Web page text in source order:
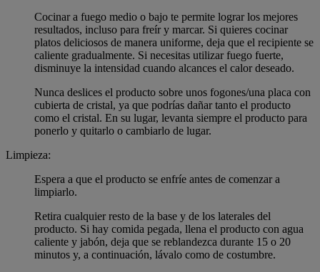
Cocinar a fuego medio o bajo te permite lograr los mejores
resultados, incluso para freír y marcar. Si quieres cocinar
platos deliciosos de manera uniforme, deja que el recipiente se
caliente gradualmente. Si necesitas utilizar fuego fuerte,
disminuye la intensidad cuando alcances el calor deseado.
Nunca deslices el producto sobre unos fogones/una placa con
cubierta de cristal, ya que podrías dañar tanto el producto
como el cristal. En su lugar, levanta siempre el producto para
ponerlo y quitarlo o cambiarlo de lugar.
Limpieza:
Espera a que el producto se enfríe antes de comenzar a
limpiarlo.
Retira cualquier resto de la base y de los laterales del
producto. Si hay comida pegada, llena el producto con agua
caliente y jabón, deja que se reblandezca durante 15 o 20
minutos y, a continuación, lávalo como de costumbre.